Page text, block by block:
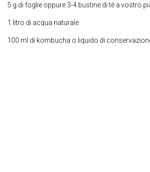
5 g di foglie oppure 3-4 bustine di tè a vostro
1 litro di acqua naturale
100 ml di kombucha o liquido di